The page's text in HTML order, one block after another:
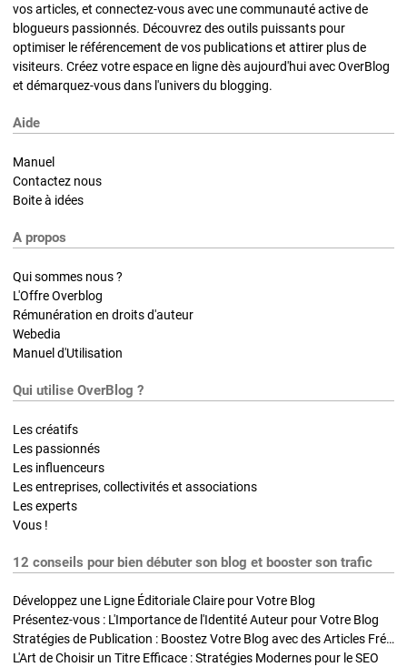
vos articles, et connectez-vous avec une communauté active de
blogueurs passionnés. Découvrez des outils puissants pour
optimiser le référencement de vos publications et attirer plus de
visiteurs. Créez votre espace en ligne dès aujourd'hui avec OverBlog
et démarquez-vous dans l'univers du blogging.
Aide
Manuel
Contactez nous
Boite à idées
A propos
Qui sommes nous ?
L'Offre Overblog
Rémunération en droits d'auteur
Webedia
Manuel d'Utilisation
Qui utilise OverBlog ?
Les créatifs
Les passionnés
Les influenceurs
Les entreprises, collectivités et associations
Les experts
Vous !
12 conseils pour bien débuter son blog et booster son trafic
Développez une Ligne Éditoriale Claire pour Votre Blog
Présentez-vous : L'Importance de l'Identité Auteur pour Votre Blog
Stratégies de Publication : Boostez Votre Blog avec des Articles Fréquents et Exclusifs
L'Art de Choisir un Titre Efficace : Stratégies Modernes pour le SEO